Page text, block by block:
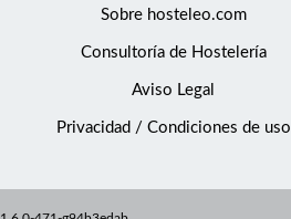
Sobre hosteleo.com
Consultoría de Hostelería
Aviso Legal
Privacidad / Condiciones de uso